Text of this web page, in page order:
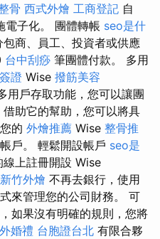
骨 西式外燴 工商登記 自
電子化。 團體轉帳 seo是什
商、員工、投資者或供應
台中刮痧 筆團體付款。 多用
證 Wise 撥筋美容
用戶存取功能，您可以讓團
助它的幫助，您可以將具
的 外燴推薦 Wise 整骨推
帳戶。 輕鬆開設帳戶 seo是
上註冊開設 Wise
新竹外燴 不再去銀行，使用
來管理您的公司財務。 可
如果沒有明確的規則，您將
婚禮 台胞證台北 有限合夥